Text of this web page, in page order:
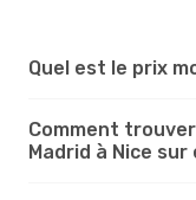
Quel est le prix
Comment
Madrid à Nice sur